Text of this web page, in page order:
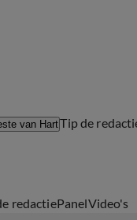
van HartTip de
redactiePanelVideo's